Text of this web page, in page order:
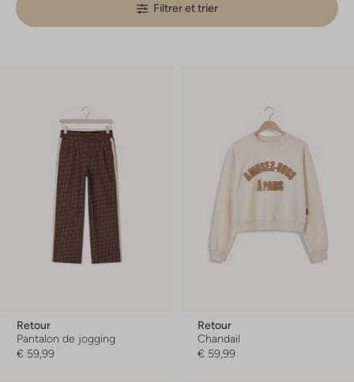
Filtrer et trier
Retour
Pantalon de jogging
€ 59,99
Retour
Chandail
€ 59,99